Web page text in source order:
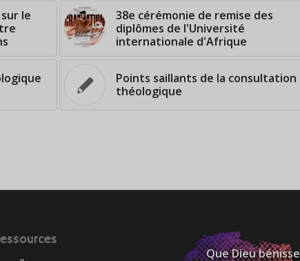
le
38e cérémonie de remise des
diplômes de l'Université
internationale d'Afrique
Points saillants de la consultation
théologique
Que Dieu bénisse